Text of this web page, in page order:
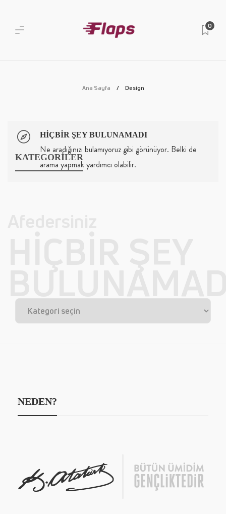
0
Ana Sayfa Design
HIÇBIR ŞEY BULUNAMADI
Ne aradığınızı bulamıyoruz gibi görünüyor. Belki de
arama yapmak yardımcı olabilir.
KATEGORİLER
NEDEN?